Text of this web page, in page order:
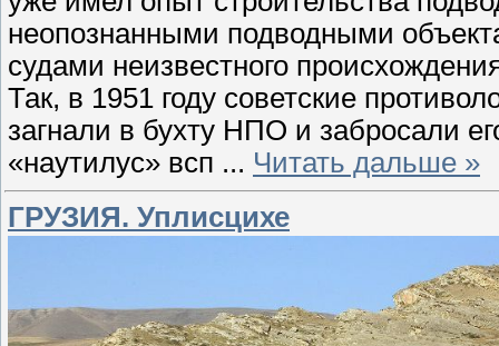
неопознанными подводными
судами неизвестного
Так, в 1951 году советские
загнали в бухту НПО и забросали
«наутилус» всп ... Читать дальше »
ГРУЗИЯ. Уплисцихе